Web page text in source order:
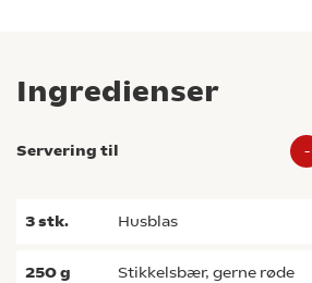
Ingredienser
Servering til -
3stk. husblas
250g stikkelsbær, gerne røde